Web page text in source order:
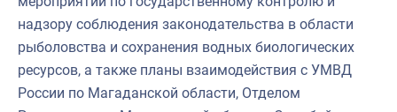
надзору соблюдения законодательства в области
рыболовства и сохранения водных биологических
ресурсов, а также планы взаимодействия с УМВД
России по Магаданской области, Отделом